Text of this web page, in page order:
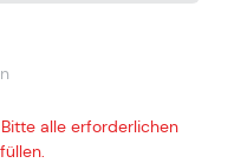
alle erforderlichen